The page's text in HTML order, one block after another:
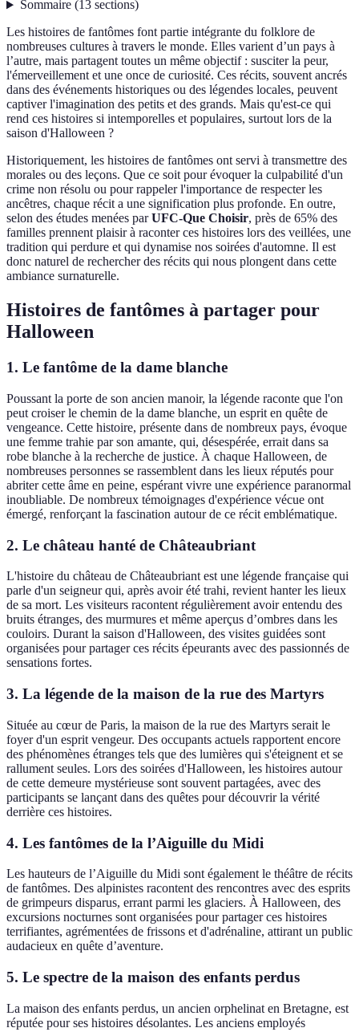
Sommaire(13 sections)
Les histoires de fantômes font partie intégrante du folklore de
nombreuses cultures à travers le monde. Elles varient d’un pays à
l’autre, mais partagent toutes un même objectif : susciter la peur,
l'émerveillement et une once de curiosité. Ces récits, souvent ancrés
dans des événements historiques ou des légendes locales, peuvent
captiver l'imagination des petits et des grands. Mais qu'est-ce qui
rend ces histoires si intemporelles et populaires, surtout lors de la
saison d'Halloween ?
Historiquement, les histoires de fantômes ont servi à transmettre des
morales ou des leçons. Que ce soit pour évoquer la culpabilité d'un
crime non résolu ou pour rappeler l'importance de respecter les
ancêtres, chaque récit a une signification plus profonde. En outre,
selon des études menées parUFC-Que Choisir, près de 65% des
familles prennent plaisir à raconter ces histoires lors des veillées, une
tradition qui perdure et qui dynamise nos soirées d'automne. Il est
donc naturel de rechercher des récits qui nous plongent dans cette
ambiance surnaturelle.
Histoires de fantômes à partager pour
Halloween
1. Le fantôme de la dame blanche
Poussant la porte de son ancien manoir, la légende raconte que l'on
peut croiser le chemin de la dame blanche, un esprit en quête de
vengeance. Cette histoire, présente dans de nombreux pays, évoque
une femme trahie par son amante, qui, désespérée, errait dans sa
robe blanche à la recherche de justice. À chaque Halloween, de
nombreuses personnes se rassemblent dans les lieux réputés pour
abriter cette âme en peine, espérant vivre une expérience paranormal
inoubliable. De nombreux témoignages d'expérience vécue ont
émergé, renforçant la fascination autour de ce récit emblématique.
2. Le château hanté de Châteaubriant
L'histoire du château de Châteaubriant est une légende française qui
parle d'un seigneur qui, après avoir été trahi, revient hanter les lieux
de sa mort. Les visiteurs racontent régulièrement avoir entendu des
bruits étranges, des murmures et même aperçus d’ombres dans les
couloirs. Durant la saison d'Halloween, des visites guidées sont
organisées pour partager ces récits épeurants avec des passionnés de
sensations fortes.
3. La légende de la maison de la rue des Martyrs
Située au cœur de Paris, la maison de la rue des Martyrs serait le
foyer d'un esprit vengeur. Des occupants actuels rapportent encore
des phénomènes étranges tels que des lumières qui s'éteignent et se
rallument seules. Lors des soirées d'Halloween, les histoires autour
de cette demeure mystérieuse sont souvent partagées, avec des
participants se lançant dans des quêtes pour découvrir la vérité
derrière ces histoires.
4. Les fantômes de la l’Aiguille du Midi
Les hauteurs de l’Aiguille du Midi sont également le théâtre de récits
de fantômes. Des alpinistes racontent des rencontres avec des esprits
de grimpeurs disparus, errant parmi les glaciers. À Halloween, des
excursions nocturnes sont organisées pour partager ces histoires
terrifiantes, agrémentées de frissons et d'adrénaline, attirant un public
audacieux en quête d’aventure.
5. Le spectre de la maison des enfants perdus
La maison des enfants perdus, un ancien orphelinat en Bretagne, est
réputée pour ses histoires désolantes. Les anciens employés